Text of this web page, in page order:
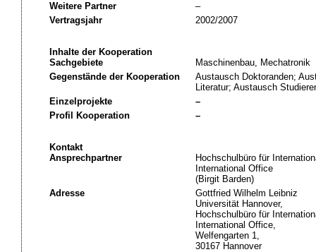
Weitere Partner
–
Vertragsjahr
2002/2007
Inhalte der Kooperation
Sachgebiete
Maschinenbau, Mechatronik
Gegenstände der Kooperation
Austausch Doktoranden;
Literatur; Austausch
Einzelprojekte
–
Profil Kooperation
–
Kontakt
Ansprechpartner
Hochschulbüro für
International Office
(Birgit Barden)
Adresse
Gottfried Wilhelm Leibniz
Universität Hannover,
Hochschulbüro für
International Office,
Welfengarten 1,
30167 Hannover